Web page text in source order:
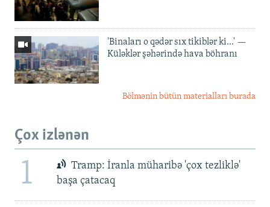
'Binaları o qədər sıx tikiblər ki...' —
Küləklər şəhərində hava böhranı
Bölmənin bütün materialları burada
Çox izlənən
1
Tramp: İranla müharibə 'çox tezliklə'
başa çatacaq